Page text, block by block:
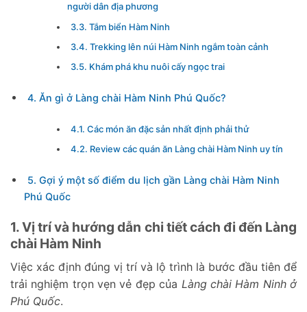
người dân địa phương
3.3. Tắm biển Hàm Ninh
3.4. Trekking lên núi Hàm Ninh ngắm toàn cảnh
3.5. Khám phá khu nuôi cấy ngọc trai
4. Ăn gì ở Làng chài Hàm Ninh Phú Quốc?
4.1. Các món ăn đặc sản nhất định phải thử
4.2. Review các quán ăn Làng chài Hàm Ninh uy tín
5. Gợi ý một số điểm du lịch gần Làng chài Hàm Ninh
Phú Quốc
1. Vị trí và hướng dẫn chi tiết cách đi đến Làng
chài Hàm Ninh
Việc xác định đúng vị trí và lộ trình là bước đầu tiên để
trải nghiệm trọn vẹn vẻ đẹp của Làng chài Hàm Ninh ở
Phú Quốc.